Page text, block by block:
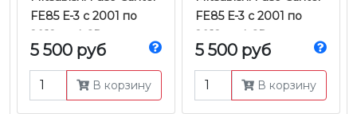
FE85 Е-3 с 2001 по
2012 г.в. | CR
5 500 руб
В корзину
FE85 Е-3 с 2001 по
2012 г.в. | CR
5 500 руб
В корзину